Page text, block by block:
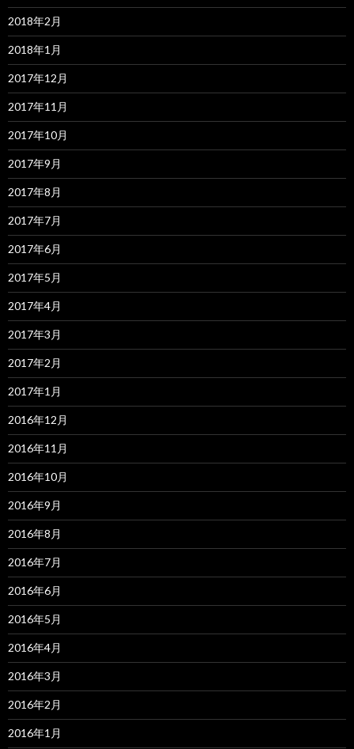
2018年2月
2018年1月
2017年12月
2017年11月
2017年10月
2017年9月
2017年8月
2017年7月
2017年6月
2017年5月
2017年4月
2017年3月
2017年2月
2017年1月
2016年12月
2016年11月
2016年10月
2016年9月
2016年8月
2016年7月
2016年6月
2016年5月
2016年4月
2016年3月
2016年2月
2016年1月